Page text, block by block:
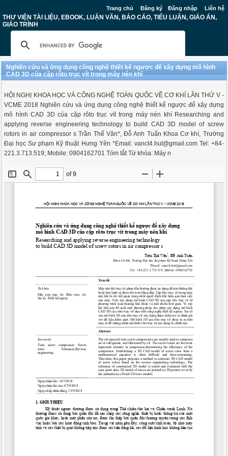
Trang chủ Đăng ký Đăng nhập Liên hệ
THƯ VIỆN TÀI LIỆU, EBOOK, LUẬN VĂN, BÁO CÁO, TIỂU LUẬN, GIÁO ÁN,
GIÁO TRÌNH
Nghiên cứu và ứng dụng công nghệ thiết kế ngược để xây dựng mô hình
CAD 3D của cặp rôto trục vít trong máy nén khí
HỘI NGHỊ KHOA HỌC VÀ CÔNG NGHỆ TOÀN QUỐC VỀ CƠ KHÍ LẦN THỨ V -
VCME 2018 Nghiên cứu và ứng dụng công nghệ thiết kế ngược để xây dựng
mô hình CAD 3D của cặp rôto trục vít trong máy nén khí Researching and
applying reverse engineering technology to build CAD 3D model of screw
rotors in air compressor s Trần Thế Văn*, Đỗ Anh Tuấn Khoa Cơ khí, Trường
Đại học Sư phạm Kỹ thuật Hưng Yên *Email: vanct4.hut@gmail.comTel: +84-
221.3.713.519; Mobile: 0904162701 Tóm tắt Từ khóa: Máy n